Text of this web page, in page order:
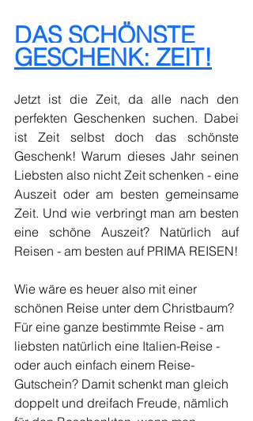
DAS SCHÖNSTE
GESCHENK: ZEIT!
Jetzt ist die Zeit, da alle nach den
perfekten Geschenken suchen. Dabei
ist Zeit selbst doch das schönste
Geschenk! Warum dieses Jahr seinen
Liebsten also nicht Zeit schenken - eine
Auszeit oder am besten gemeinsame
Zeit. Und wie verbringt man am besten
eine schöne Auszeit? Natürlich auf
Wie wäre es heuer also mit einer
schönen Reise unter dem Christbaum?
Für eine ganze bestimmte Reise - am
liebsten natürlich eine Italien-Reise -
oder auch einfach einem Reise-
Gutschein? Damit schenkt man gleich
doppelt und dreifach Freude, nämlich